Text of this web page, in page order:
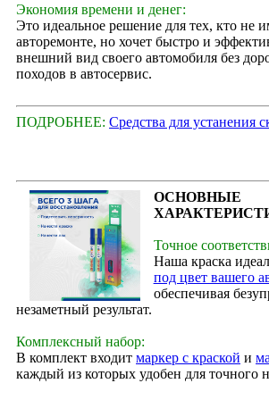
Экономия времени и денег:
Это идеальное решение для тех, кто не
авторемонте, но хочет быстро и
внешний вид своего автомобиля без
походов в автосервис.
ПОДРОБНЕЕ: Средства для устанения
ОСНОВНЫЕ
Точное
Наша краска
под цвет вашего
обеспечивая
незаметный результат.
Комплексный набор:
В комплект входит маркер с краской и
каждый из которых удобен для точного